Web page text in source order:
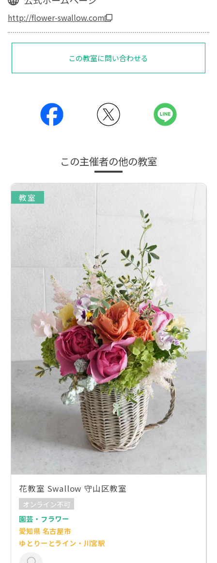
http://flower-swallow.com
この教室に問い合わせる
この主催者の他の教室
教室
花教室 Swallow 守山区教室
オンライン不可
園芸・フラワー
愛知県 名古屋市
ゆとりーとライン・川宮駅